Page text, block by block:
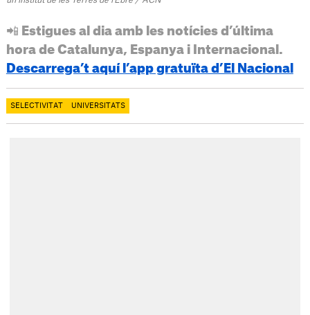
📲 Estigues al dia amb les notícies d’última
hora de Catalunya, Espanya i Internacional.
Descarrega’t aquí l’app gratuïta d’El Nacional
SELECTIVITAT UNIVERSITATS